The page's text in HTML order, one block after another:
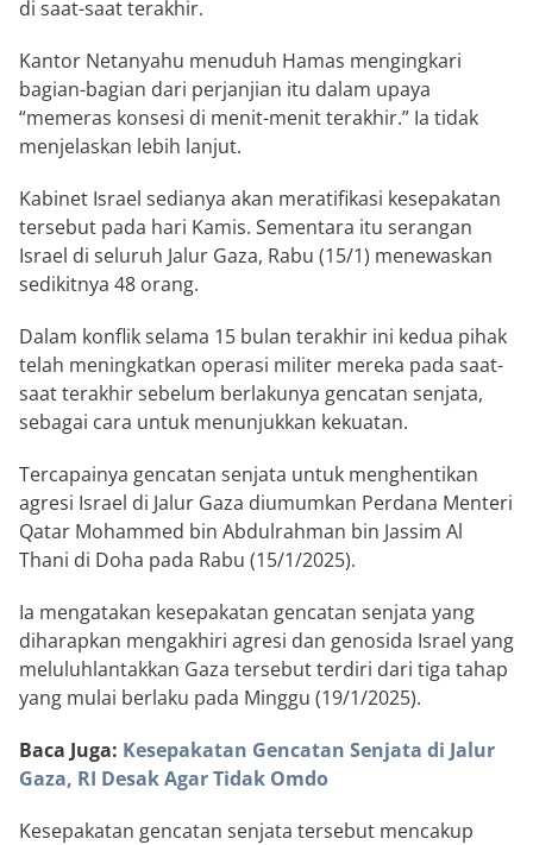
di saat-saat terakhir.
Kantor Netanyahu menuduh Hamas mengingkari
bagian-bagian dari perjanjian itu dalam upaya
“memeras konsesi di menit-menit terakhir.” Ia tidak
menjelaskan lebih lanjut.
Kabinet Israel sedianya akan meratifikasi kesepakatan
tersebut pada hari Kamis. Sementara itu serangan
Israel di seluruh Jalur Gaza, Rabu (15/1) menewaskan
sedikitnya 48 orang.
Dalam konflik selama 15 bulan terakhir ini kedua pihak
telah meningkatkan operasi militer mereka pada saat-
saat terakhir sebelum berlakunya gencatan senjata,
sebagai cara untuk menunjukkan kekuatan.
Tercapainya gencatan senjata untuk menghentikan
agresi Israel di Jalur Gaza diumumkan Perdana Menteri
Qatar Mohammed bin Abdulrahman bin Jassim Al
Thani di Doha pada Rabu (15/1/2025).
Ia mengatakan kesepakatan gencatan senjata yang
diharapkan mengakhiri agresi dan genosida Israel yang
meluluhlantakkan Gaza tersebut terdiri dari tiga tahap
yang mulai berlaku pada Minggu (19/1/2025).
Baca Juga: Kesepakatan Gencatan Senjata di Jalur
Gaza, RI Desak Agar Tidak Omdo
Kesepakatan gencatan senjata tersebut mencakup